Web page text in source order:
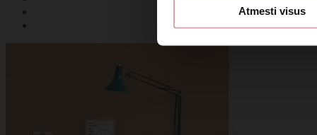
Atmesti visus
Daugiau